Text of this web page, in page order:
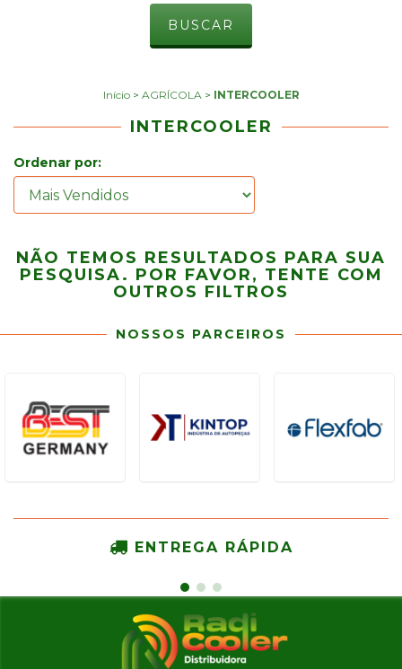
Início > AGRÍCOLA > INTERCOOLER
INTERCOOLER
Ordenar por:
NÃO TEMOS RESULTADOS PARA SUA
PESQUISA. POR FAVOR, TENTE COM
OUTROS FILTROS
NOSSOS PARCEIROS
ENTREGA RÁPIDA